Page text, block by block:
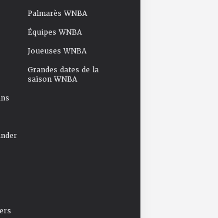
Palmarès WNBA
Équipes WNBA
Joueuses WNBA
Grandes dates de la
saison WNBA